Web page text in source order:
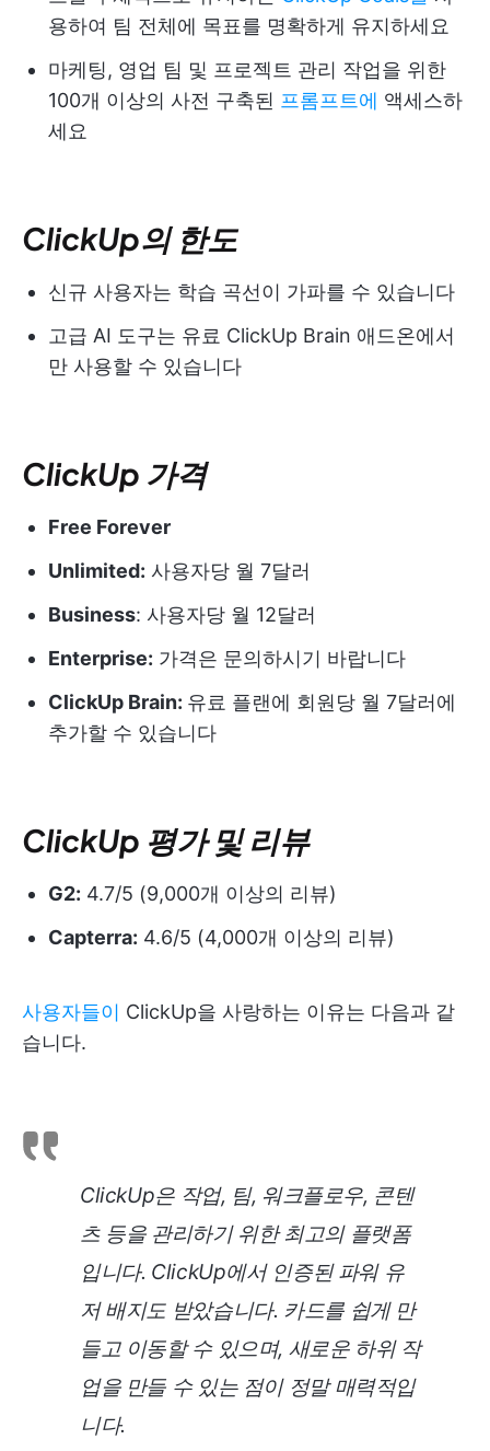
용하여 팀 전체에 목표를 명확하게 유지하세요
마케팅, 영업 팀 및 프로젝트 관리 작업을 위한
100개 이상의 사전 구축된 프롬프트에 액세스하
세요
ClickUp의 한도
신규 사용자는 학습 곡선이 가파를 수 있습니다
고급 AI 도구는 유료 ClickUp Brain 애드온에서
만 사용할 수 있습니다
ClickUp 가격
Free Forever
Unlimited: 사용자당 월 7달러
Business: 사용자당 월 12달러
Enterprise: 가격은 문의하시기 바랍니다
ClickUp Brain: 유료 플랜에 회원당 월 7달러에
추가할 수 있습니다
ClickUp 평가 및 리뷰
G2: 4.7/5 (9,000개 이상의 리뷰)
Capterra: 4.6/5 (4,000개 이상의 리뷰)
사용자들이 ClickUp을 사랑하는 이유는 다음과 같
습니다.
ClickUp은 작업, 팀, 워크플로우, 콘텐
츠 등을 관리하기 위한 최고의 플랫폼
입니다. ClickUp에서 인증된 파워 유
저 배지도 받았습니다. 카드를 쉽게 만
들고 이동할 수 있으며, 새로운 하위 작
업을 만들 수 있는 점이 정말 매력적입
니다.